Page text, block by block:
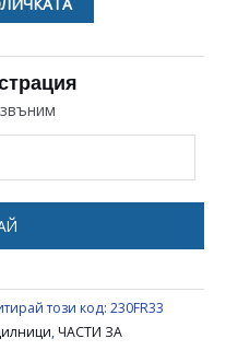
този код: 230FR33
,ЧАСТИ ЗА